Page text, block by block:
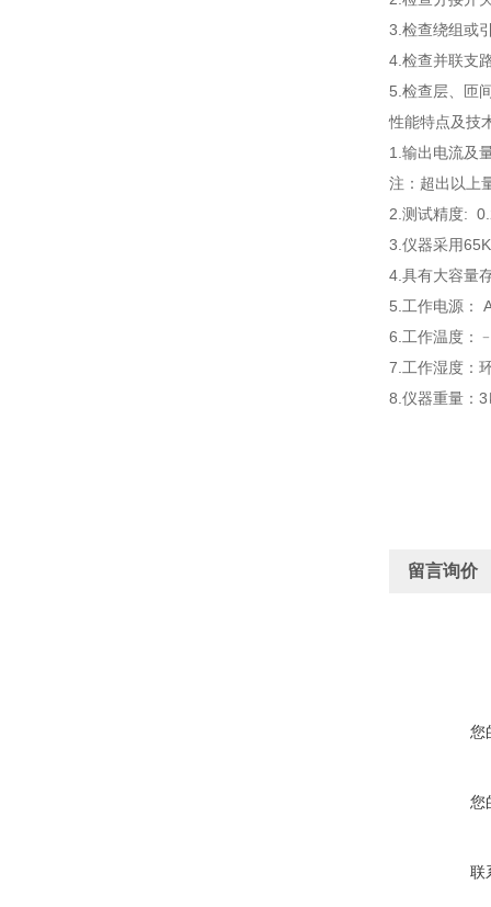
3.检查绕组或
4.检查并联支
5.检查层、匝
性能特点及技
1.输出电流及
注：超出以上
2.测试精度:
3.仪器采用
4.具有大容量
5.工作电源：
6.工作温度：
7.工作湿
8.仪器重量：3
留言询价
您
您
联